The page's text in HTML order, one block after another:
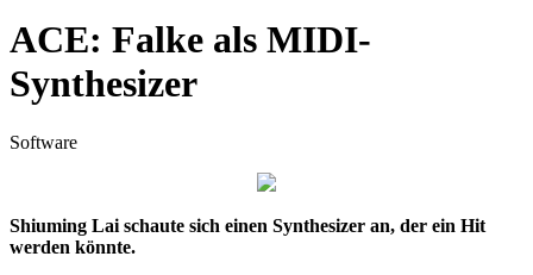
ACE: Falke als MIDI-
Synthesizer
Software
Shiuming Lai schaute sich einen Synthesizer an, der ein Hit
werden könnte.